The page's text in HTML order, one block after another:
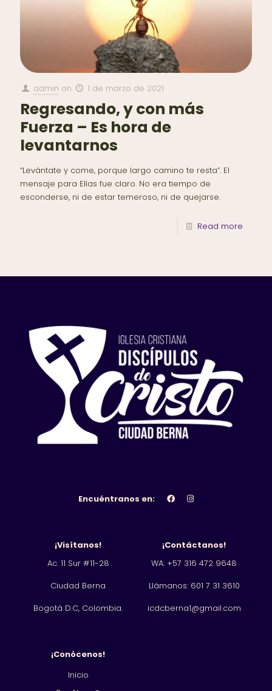
admin on 1 de marzo de 2021
Regresando, y con más
Fuerza – Es hora de
levantarnos
“Levántate y come, porque largo camino te resta”. El
mensaje para Elías fue claro. No era tiempo de
esconderse, ni de estar temeroso, ni de quejarse.
Read more
Encuéntranos en:
¡Visítanos!
Ac. 11 Sur #11-28
Ciudad Berna
Bogotá D.C, Colombia.
¡Contáctanos!
WA: +57 316 472 9648
Llámanos: 601 7 31 3610
icdcberna1@gmail.com
¡Conócenos!
Inicio